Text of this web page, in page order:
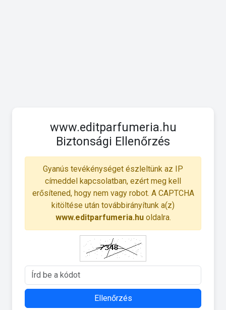
www.editparfumeria.hu
Biztonsági Ellenőrzés
Gyanús tevékénységet észleltünk az IP
címeddel kapcsolatban, ezért meg kell
erősítened, hogy nem vagy robot. A CAPTCHA
kitöltése után továbbirányítunk a(z)
www.editparfumeria.huoldalra.
Ellenőrzés